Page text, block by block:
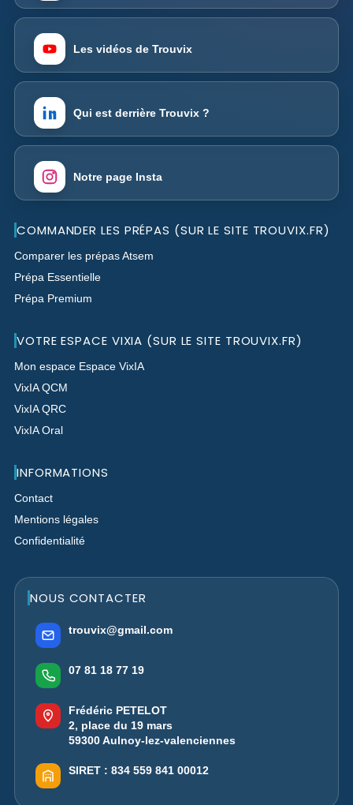
Les vidéos de Trouvix
Qui est derrière Trouvix ?
Notre page Insta
COMMANDER LES PRÉPAS (SUR LE SITE TROUVIX.FR)
Comparer les prépas Atsem
Prépa Essentielle
Prépa Premium
VOTRE ESPACE VIXIA (SUR LE SITE TROUVIX.FR)
Mon espace Espace VixIA
VixIA QCM
VixIA QRC
VixIA Oral
INFORMATIONS
Contact
Mentions légales
Confidentialité
NOUS CONTACTER
trouvix@gmail.com
07 81 18 77 19
Frédéric PETELOT
2, place du 19 mars
59300 Aulnoy-lez-valenciennes
SIRET : 834 559 841 00012